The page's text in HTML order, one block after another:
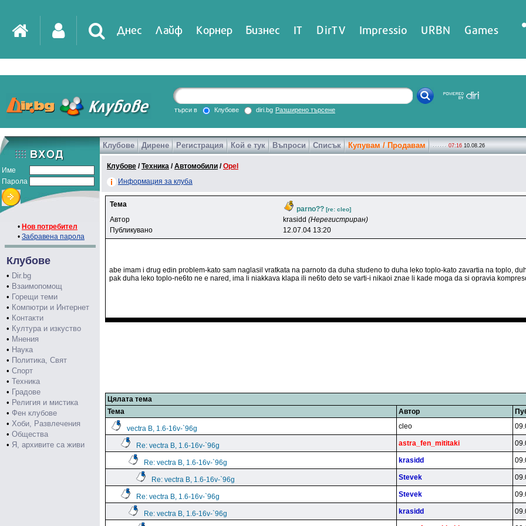
Днес Лайф Корнер Бизнес IT DirTV Impressio URBN Games
търси в Клубове diri.bg Разширено търсене
Име
Парола
• Нов потребител
• Забравена парола
Клубове
• Dir.bg
• Взаимопомощ
• Горещи теми
• Компютри и Интернет
• Контакти
• Култура и изкуство
• Мнения
• Наука
• Политика, Свят
• Спорт
• Техника
• Градове
• Религия и мистика
• Фен клубове
• Хоби, Развлечения
• Общества
• Я, архивите са живи
Клубове Дирене Регистрация Кой е тук Въпроси Списък Купувам / Продавам 07:16 10.08.26
Клубове /Техника /Автомобили /Opel
Информация за клуба
Тема
parno?? [re: cleo]
Автор krasidd (Нерегистриран)
Публикувано
12.07.04 13:20
abe imam i drug edin problem-kato sam naglasil vratkata na parnoto da duha studeno to duha leko toplo-kato zavartia na toplo,
pak duha leko toplo-ne6to ne e nared, ima li niakkava klapa ili ne6to deto se varti-i nikaoi znae li kade moga da si opravia
Цялата тема
Тема
Автор
vectra B, 1.6-16v-`96g cleo
Re: vectra B, 1.6-16v-`96g astra_fen_mititaki
Re: vectra B, 1.6-16v-`96g krasidd
Re: vectra B, 1.6-16v-`96g Stevek
Re: vectra B, 1.6-16v-`96g Stevek
Re: vectra B, 1.6-16v-`96g krasidd